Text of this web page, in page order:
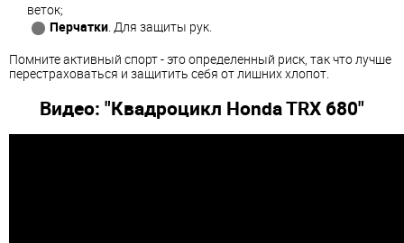
веток;
Перчатки. Для защиты рук.
Помните активный спорт - это определенный риск, так что лучше
перестраховаться и защитить себя от лишних хлопот.
Видео: "Квадроцикл Honda TRX 680"